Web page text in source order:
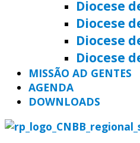
Diocese
Diocese
Diocese
Diocese
MISSÃO AD GENTES
AGENDA
DOWNLOADS